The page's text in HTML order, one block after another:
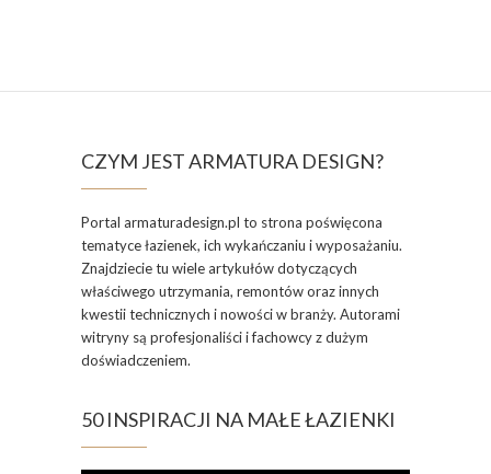
CZYM JEST ARMATURA DESIGN?
Portal armaturadesign.pl to strona poświęcona
tematyce łazienek, ich wykańczaniu i wyposażaniu.
Znajdziecie tu wiele artykułów dotyczących
właściwego utrzymania, remontów oraz innych
kwestii technicznych i nowości w branży. Autorami
witryny są profesjonaliści i fachowcy z dużym
doświadczeniem.
50 INSPIRACJI NA MAŁE ŁAZIENKI